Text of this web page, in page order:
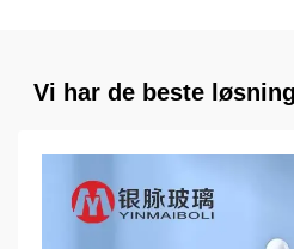
Vi har de beste